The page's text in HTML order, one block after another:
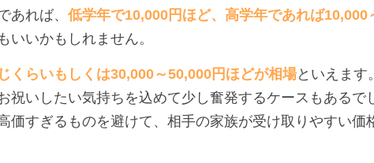
あれば、 低学年で10,000円ほど、高学年であれば10,000
いいかもしれません。
くらいもしくは30,000～50,000円ほどが相場といえます
祝いしたい気持ちを込めて少し奮発するケースもあるで
価すぎるものを避けて、相手の家族が受け取りやすい価